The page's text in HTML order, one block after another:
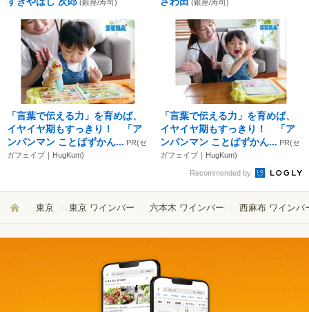
(銀座/寿司) (銀座/寿司)
「言葉で伝える力」を育めば、
イヤイヤ期もすっきり！ 「ア
ンパンマン ことばずかん... PR(セ
ガフェイブ｜HugKum)
「言葉で伝える力」を育めば、
イヤイヤ期もすっきり！ 「ア
ンパンマン ことばずかん... PR(セ
ガフェイブ｜HugKum)
Recommended by
東京 東京 ワインバー 六本木 ワインバー 西麻布 ワインバ